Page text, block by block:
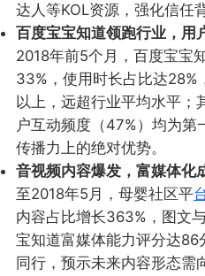
达人等KOL资源，强化信任
百度宝宝知道领跑行业，用
2018年前5个月，百度宝宝
33%，使用时长占比达28%
以上，远超行业平均水平；
户互动频度（47%）均为第
传播力上的绝对优势。
音视频内容爆发，富媒体化
至2018年5月，母婴社区平
内容占比增长363%，图文
宝知道富媒体能力评分达
同行，预示未来内容形态需